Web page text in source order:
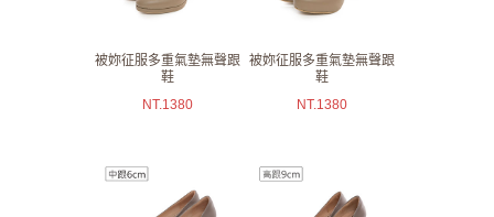
被妳征服多重氣墊無聲跟
鞋
NT.1380
被妳征服多重氣墊無聲跟
鞋
NT.1380